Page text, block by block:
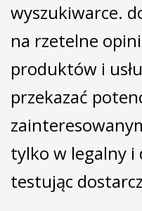
wyszukiwarce.
na rzetelne
produktów i
przekazać
tylko w legalny i
testując